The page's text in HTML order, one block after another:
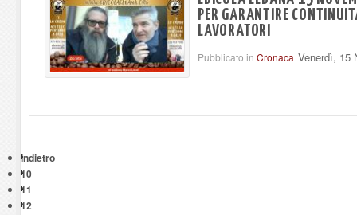
PER GARANTIRE
LAVORATORI
Pubblicato in Cronaca Venerdì, 15
Indietro
10
11
12